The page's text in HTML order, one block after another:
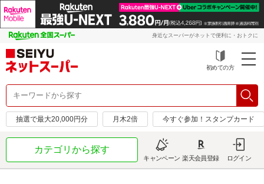
身近なスーパーがネットで便利に・おトクに
初めての方
抽選で最大20,000円分 月木2倍 今すぐ参加！スタンプカード
カテゴリから探す
キャンペーン 楽天会員登録 ログイン